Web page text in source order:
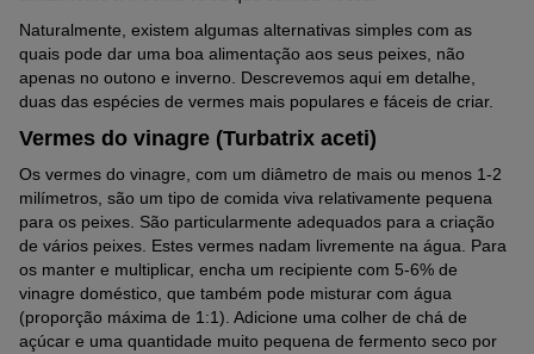
Naturalmente, existem algumas alternativas simples com as
quais pode dar uma boa alimentação aos seus peixes, não
apenas no outono e inverno. Descrevemos aqui em detalhe,
duas das espécies de vermes mais populares e fáceis de criar.
Vermes do vinagre (Turbatrix aceti)
Os vermes do vinagre, com um diâmetro de mais ou menos 1-2
milímetros, são um tipo de comida viva relativamente pequena
para os peixes. São particularmente adequados para a criação
de vários peixes. Estes vermes nadam livremente na água. Para
os manter e multiplicar, encha um recipiente com 5-6% de
vinagre doméstico, que também pode misturar com água
(proporção máxima de 1:1). Adicione uma colher de chá de
açúcar e uma quantidade muito pequena de fermento seco por